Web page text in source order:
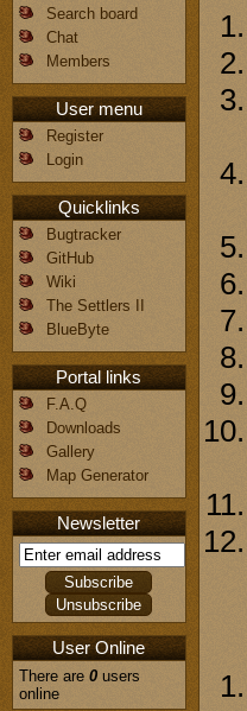
Search board
Chat
Members
User menu
Register
Login
Quicklinks
Bugtracker
GitHub
Wiki
The Settlers II
BlueByte
Portal links
F.A.Q
Downloads
Gallery
Map Generator
Newsletter
User Online
There are 0users
online